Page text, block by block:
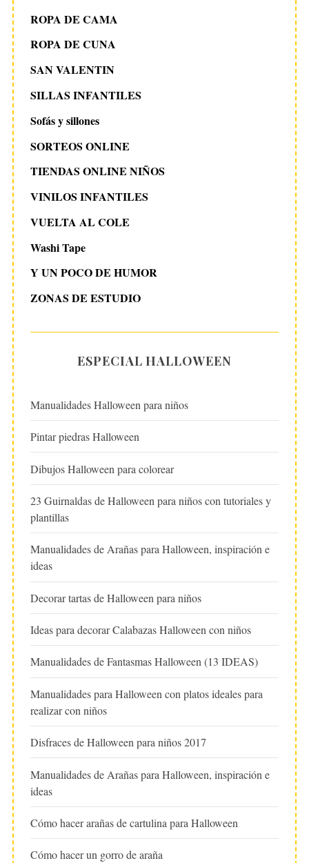
ROPA DE CAMA
ROPA DE CUNA
SAN VALENTIN
SILLAS INFANTILES
Sofás y sillones
SORTEOS ONLINE
TIENDAS ONLINE NIÑOS
VINILOS INFANTILES
VUELTA AL COLE
Washi Tape
Y UN POCO DE HUMOR
ZONAS DE ESTUDIO
ESPECIAL HALLOWEEN
Manualidades Halloween para niños
Pintar piedras Halloween
Dibujos Halloween para colorear
23 Guirnaldas de Halloween para niños con tutoriales y
plantillas
Manualidades de Arañas para Halloween, inspiración e
ideas
Decorar tartas de Halloween para niños
Ideas para decorar Calabazas Halloween con niños
Manualidades de Fantasmas Halloween (13 IDEAS)
Manualidades para Halloween con platos ideales para
realizar con niños
Disfraces de Halloween para niños 2017
Manualidades de Arañas para Halloween, inspiración e
ideas
Cómo hacer arañas de cartulina para Halloween
Cómo hacer un gorro de araña